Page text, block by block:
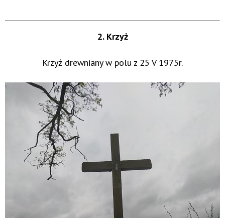
2. Krzyż
Krzyż drewniany w polu z 25 V 1975r.